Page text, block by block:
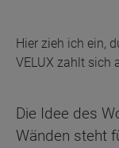
Hier zieh ich ein,
VELUX zahlt sich
Die Idee des
Wänden steht